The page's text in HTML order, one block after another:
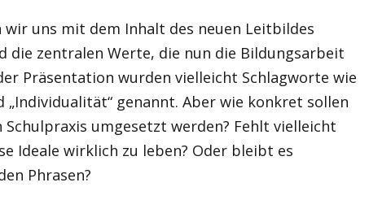
uns mit dem Inhalt des neuen Leitbildes
die zentralen Werte, die nun die Bildungsarbeit
Präsentation wurden vielleicht Schlagworte wie
„Individualität“ genannt. Aber wie konkret sollen
umgesetzt werden? Fehlt vielleicht
Ideale wirklich zu leben? Oder bleibt es
Phrasen?